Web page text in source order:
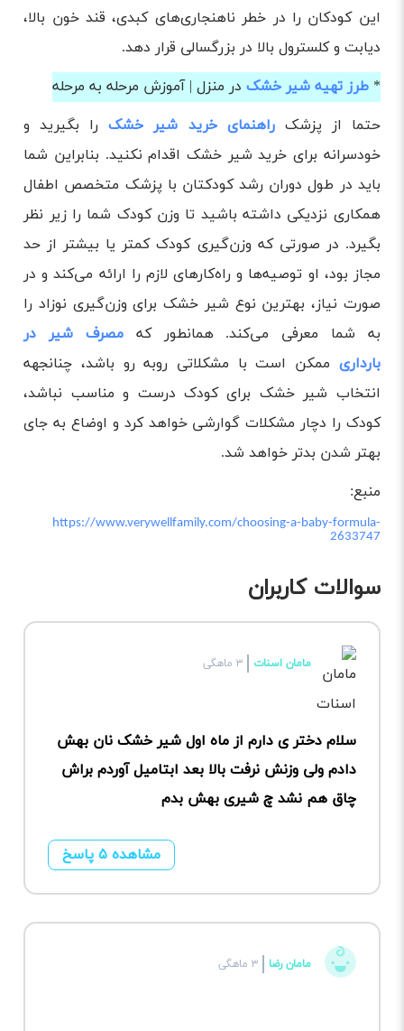
این کودکان را در خطر ناهنجاری‌های کبدی، قند خون بالا،
دیابت و کلسترول بالا در بزرگسالی قرار دهد.
*طرز تهیه شیر خشک در منزل | آموزش مرحله به مرحله
حتما از پزشکراهنمای خرید شیر خشکرا بگیرید و
خودسرانه برای خرید شیر خشک اقدام نکنید. بنابراین شما
باید در طول دوران رشد کودکتان با پزشک متخصص اطفال
همکاری نزدیکی داشته باشید تا وزن کودک شما را زیر نظر
بگیرد. در صورتی ‌که وزن‌گیری کودک کمتر یا بیشتر از حد
مجاز بود، او توصیه‌ها و راه‌کارهای لازم را ارائه می‌کند و در
صورت نیاز، بهترین نوع شیر خشک برای وزن‌گیری نوزاد را
به شما معرفی می‌کند. همانطور کهمصرف شیر در
بارداری ممکن است با مشکلاتی روبه رو باشد، چنانجهه
انتخاب شیر خشک برای کودک درست و مناسب نباشد،
کودک را دچار مشکلات گوارشی خواهد کرد و اوضاع به جای
بهتر شدن بدتر خواهد شد.
منبع:
https://www.verywellfamily.com/choosing-a-baby-formula-
2633747
سوالات کاربران
مامان اسنات ۳ ماهگی
سلام دختر ی دارم از ماه اول شیر خشک نان بهش
دادم ولی وزنش نرفت بالا بعد ابتامیل آوردم براش
چاق هم نشد چ شیری بهش بدم
مشاهده ۵ پاسخ
مامان رضا ۳ ماهگی